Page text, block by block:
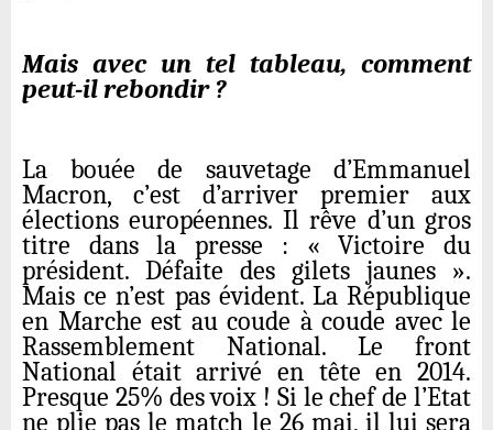
Mais avec un tel tableau, comment
peut-il rebondir ?
La bouée de sauvetage d’Emmanuel
Macron, c’est d’arriver premier aux
élections européennes. Il rêve d’un gros
titre dans la presse : « Victoire du
président. Défaite des gilets jaunes ».
Mais ce n’est pas évident. La République
en Marche est au coude à coude avec le
Rassemblement National. Le front
National était arrivé en tête en 2014.
Presque 25% des voix ! Si le chef de l’Etat
ne plie pas le match le 26 mai, il lui sera